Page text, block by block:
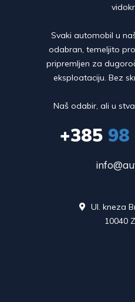
Svaki automobil u
odabran, temeljito
pripremljen za
eksploataciju. Bez
Naš odabir, ali u
+38598
Ul. kneza
10040